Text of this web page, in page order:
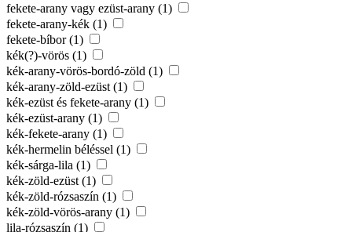
fekete-arany vagy ezüst-arany (1)
fekete-arany-kék (1)
fekete-bíbor (1)
kék(?)-vörös (1)
kék-arany-vörös-bordó-zöld (1)
kék-arany-zöld-ezüst (1)
kék-ezüst és fekete-arany (1)
kék-ezüst-arany (1)
kék-fekete-arany (1)
kék-hermelin béléssel (1)
kék-sárga-lila (1)
kék-zöld-ezüst (1)
kék-zöld-rózsaszín (1)
kék-zöld-vörös-arany (1)
lila-rózsaszín (1)